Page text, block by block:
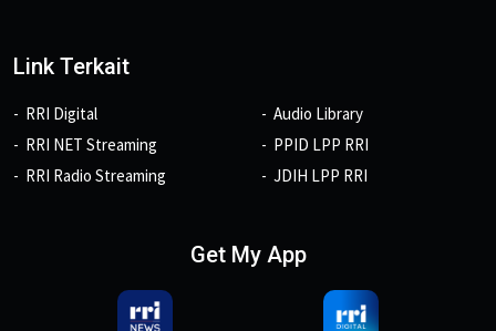
Link Terkait
RRI Digital
RRI NET Streaming
RRI Radio Streaming
Audio Library
PPID LPP RRI
JDIH LPP RRI
Get My App